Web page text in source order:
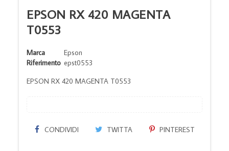
EPSON RX 420 MAGENTA
T0553
Marca
Epson
Riferimento epst0553
EPSON RX 420 MAGENTA T0553
CONDIVIDI TWITTA PINTEREST